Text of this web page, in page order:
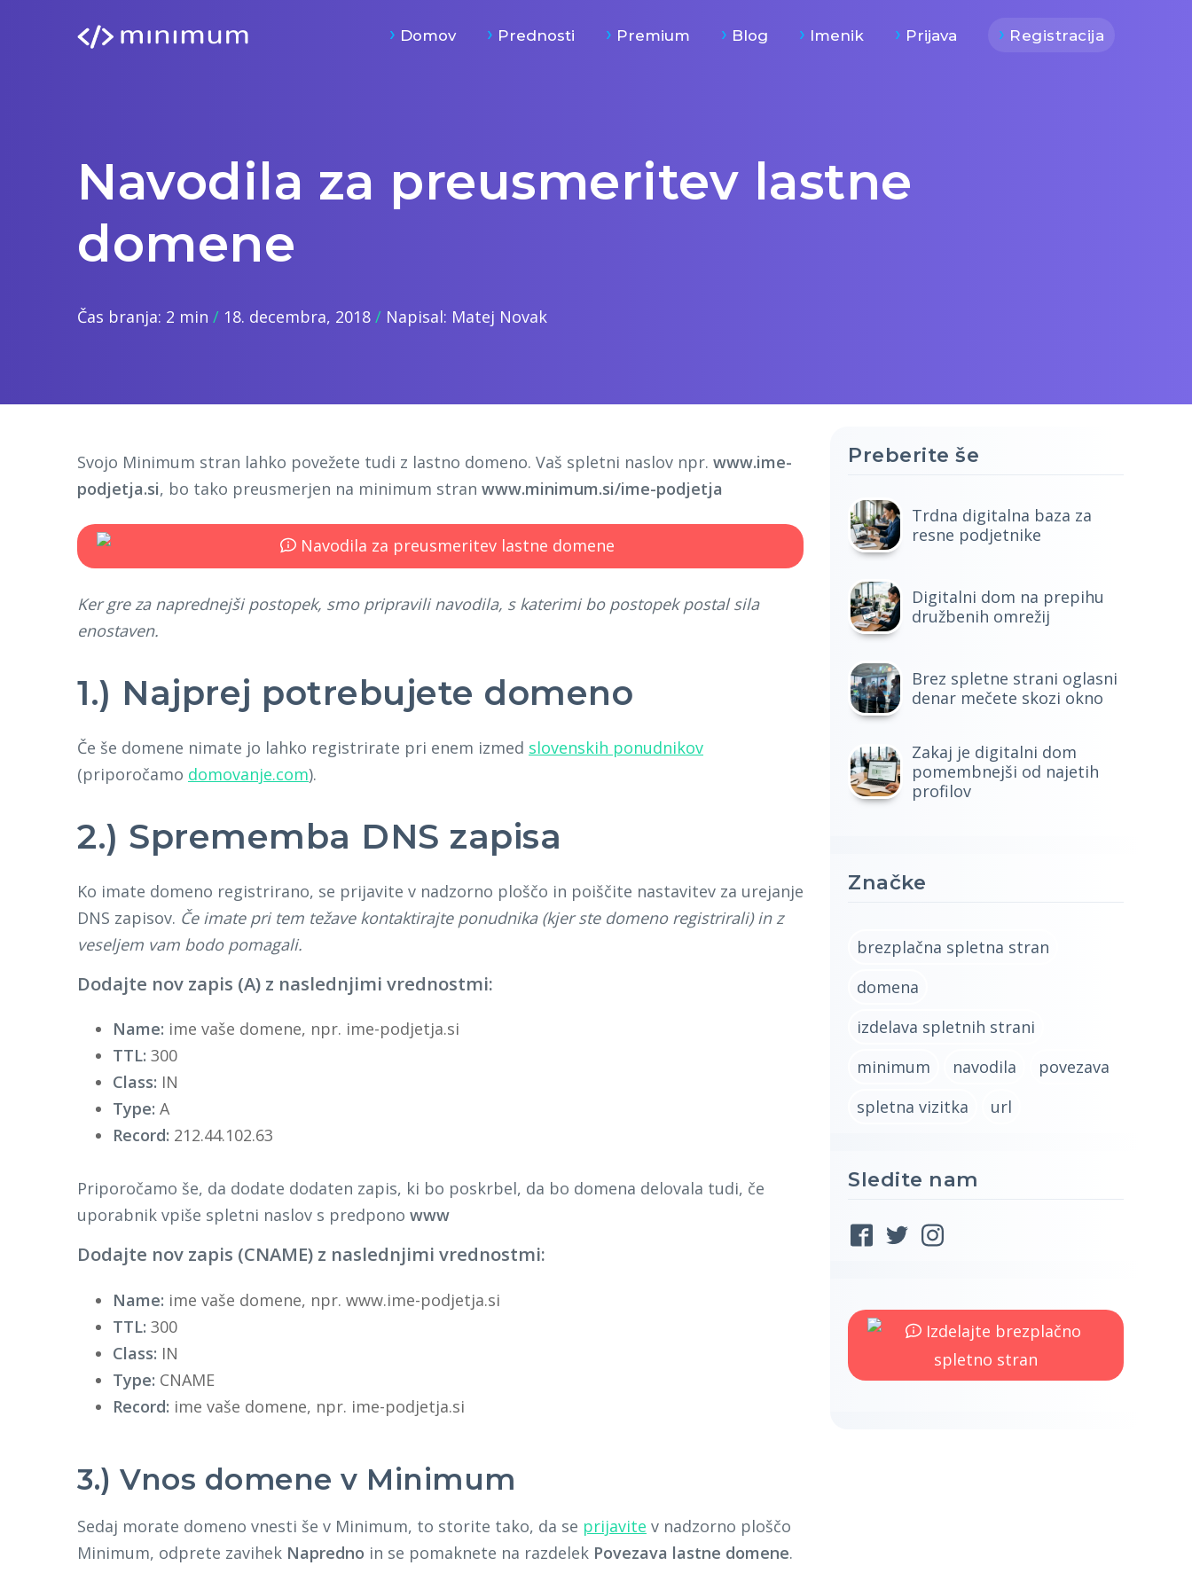
Domov Prednosti Premium Blog Imenik Prijava Registracija
Navodila za preusmeritev lastne
domene
Čas branja: 2 min 18. decembra, 2018 Napisal: Matej Novak
Svojo Minimum stran lahko povežete tudi z lastno domeno. Vaš spletni naslov npr. www.ime-
podjetja.si, bo tako preusmerjen na minimum stran www.minimum.si/ime-podjetja
Ker gre za naprednejši postopek, smo pripravili navodila, s katerimi bo postopek postal sila
enostaven.
1.) Najprej potrebujete domeno
Če še domene nimate jo lahko registrirate pri enem izmed slovenskih ponudnikov
(priporočamo domovanje.com).
2.) Sprememba DNS zapisa
Ko imate domeno registrirano, se prijavite v nadzorno ploščo in poiščite nastavitev za urejanje
DNS zapisov. Če imate pri tem težave kontaktirajte ponudnika (kjer ste domeno registrirali) in z
veseljem vam bodo pomagali.
Dodajte nov zapis (A) z naslednjimi vrednostmi:
Name: ime vaše domene, npr. ime-podjetja.si
TTL: 300
Class: IN
Type: A
Record: 212.44.102.63
Priporočamo še, da dodate dodaten zapis, ki bo poskrbel, da bo domena delovala tudi, če
uporabnik vpiše spletni naslov s predpono www
Dodajte nov zapis (CNAME) z naslednjimi vrednostmi:
Name: ime vaše domene, npr. www.ime-podjetja.si
TTL: 300
Class: IN
Type: CNAME
Record: ime vaše domene, npr. ime-podjetja.si
3.) Vnos domene v Minimum
Sedaj morate domeno vnesti še v Minimum, to storite tako, da se prijavite v nadzorno ploščo
Minimum, odprete zavihek Napredno in se pomaknete na razdelek Povezava lastne domene.
Preberite še
Trdna digitalna baza za
resne podjetnike
Digitalni dom na prepihu
družbenih omrežij
Brez spletne strani oglasni
denar mečete skozi okno
Zakaj je digitalni dom
pomembnejši od najetih
profilov
Značke
brezplačna spletna stran
domena
izdelava spletnih strani
minimum
navodila
povezava
spletna vizitka
url
Sledite nam